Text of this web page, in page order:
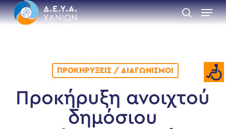
Skip
to
main
search
Menu
ΠΡΟΚΗΡΎΞΕΙΣ / ΔΙΑΓΩΝΙΣΜΟΊ
Προκήρυξη ανοιχτού
δημόσιου